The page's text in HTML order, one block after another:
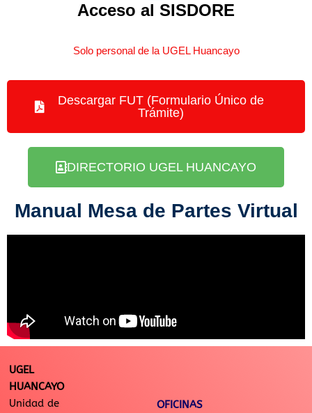
Acceso al SISDORE
Solo personal de la UGEL Huancayo
Descargar FUT (Formulario Único de
Trámite)
DIRECTORIO UGEL HUANCAYO
Manual Mesa de Partes Virtual
UGEL
HUANCAYO
Unidad de
OFICINAS